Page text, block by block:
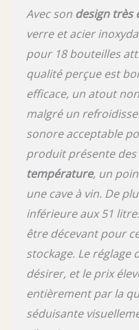
Avec son design très
verre et acier
pour 18 bouteilles
qualité perçue est
efficace, un atout
malgré un
sonore acceptable
produit présente des
température, un
une cave à vin. De
inférieure aux 51
être décevant pour
stockage. Le réglage
désirer, et le prix
entièrement par la
séduisante